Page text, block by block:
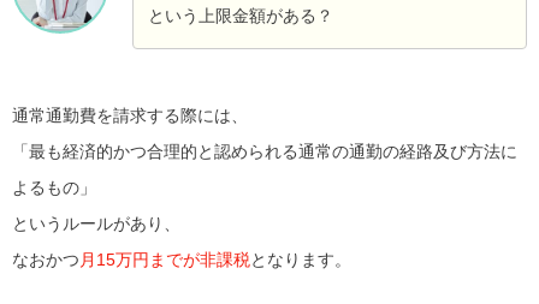
という上限金額がある？
通常通勤費を請求する際には、
「最も経済的かつ合理的と認められる通常の通勤の経路及び方法に
よるもの」
というルールがあり、
なおかつ 月15万円までが非課税となります。